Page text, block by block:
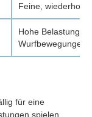
Feine,
Hohe Belastung
Wurfbewegungen
für eine
spielen